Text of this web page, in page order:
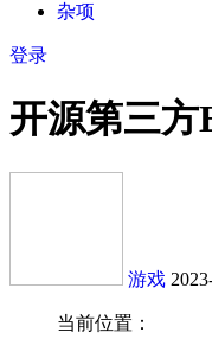
杂项
登录
开源第三方
游戏
当前位置：